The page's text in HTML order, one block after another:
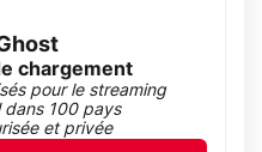
chargement
pour le streaming
dans 100 pays
et privée